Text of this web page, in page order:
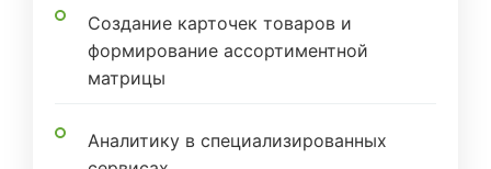
Создание карточек товаров и
формирование ассортиментной
матрицы
Аналитику в специализированных